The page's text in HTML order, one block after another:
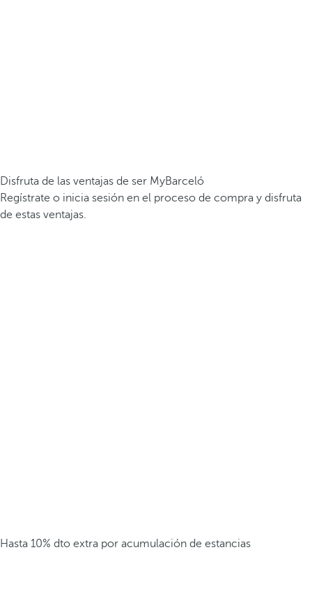
Disfruta de las ventajas de ser MyBarceló
Regístrate o inicia sesión en el proceso de compra y disfruta
de estas ventajas.
Hasta 10% dto extra por acumulación de estancias